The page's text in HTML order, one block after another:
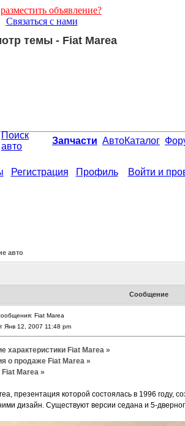
объявление?
Связаться с нами
темы - Fiat Marea
Поиск
авто
Запчасти АвтоКаталог
Регистрация Профиль Войти и
авто
Сообщение
Fiat Marea
Янв 12, 2007 11:48 pm
характеристики Fiat Marea »
о продаже Fiat Marea »
Marea »
презентация которой состоялась в 1996 году,
дизайн. Существуют версии седана и 5-